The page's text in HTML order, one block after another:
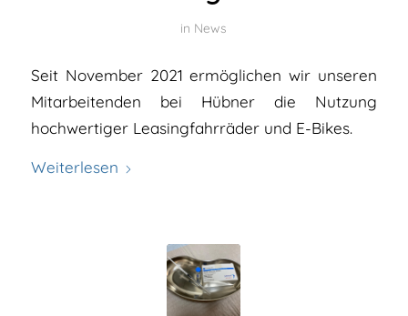
in News
Seit November 2021 ermöglichen wir unseren
Mitarbeitenden bei Hübner die Nutzung
hochwertiger Leasingfahrräder und E-Bikes.
Weiterlesen